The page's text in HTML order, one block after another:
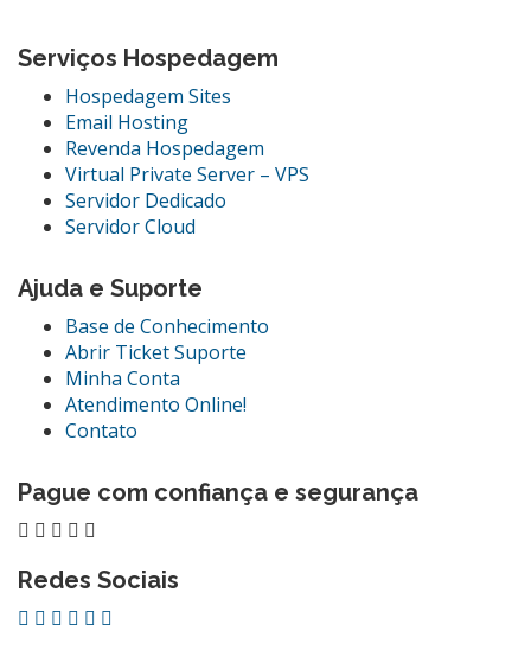
Serviços Hospedagem
Hospedagem Sites
Email Hosting
Revenda Hospedagem
Virtual Private Server – VPS
Servidor Dedicado
Servidor Cloud
Ajuda e Suporte
Base de Conhecimento
Abrir Ticket Suporte
Minha Conta
Atendimento Online!
Contato
Pague com confiança e segurança
Redes Sociais